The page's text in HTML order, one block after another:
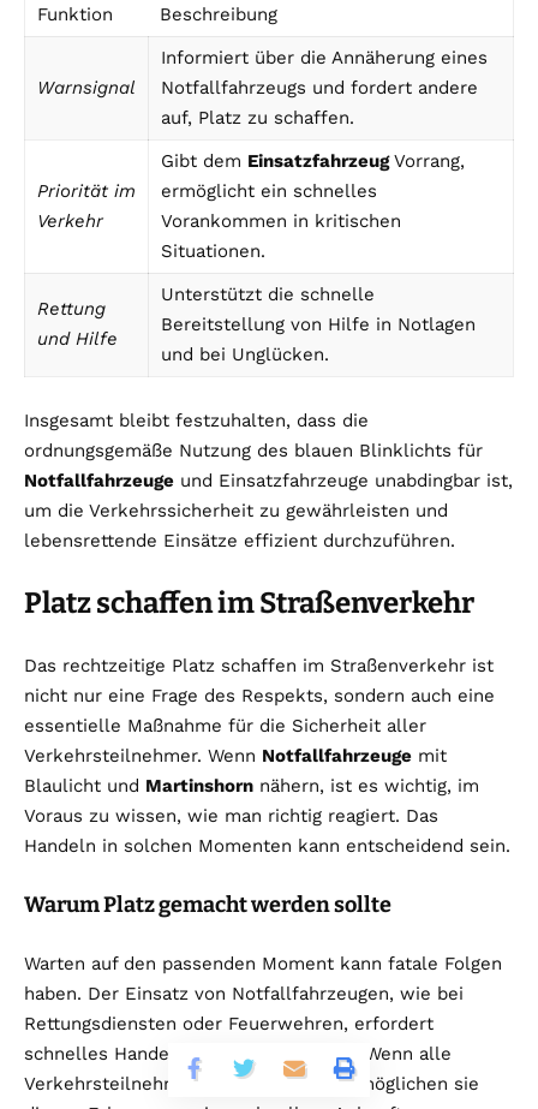
Funktion Beschreibung
Warnsignal
Informiert über die Annäherung eines
Notfallfahrzeugs und fordert andere
auf, Platz zu schaffen.
Priorität im
Verkehr
Gibt dem EinsatzfahrzeugVorrang,
ermöglicht ein schnelles
Vorankommen in kritischen
Situationen.
Rettung
und Hilfe
Unterstützt die schnelle
Bereitstellung von Hilfe in Notlagen
und bei Unglücken.
Insgesamt bleibt festzuhalten, dass die
ordnungsgemäße Nutzung des blauen Blinklichts für
Notfallfahrzeuge und Einsatzfahrzeuge unabdingbar ist,
um die Verkehrssicherheit zu gewährleisten und
lebensrettende Einsätze effizient durchzuführen.
Platz schaffen im Straßenverkehr
Das rechtzeitige Platz schaffen im Straßenverkehr ist
nicht nur eine Frage des Respekts, sondern auch eine
essentielle Maßnahme für die Sicherheit aller
Verkehrsteilnehmer. Wenn Notfallfahrzeuge mit
Blaulicht und Martinshorn nähern, ist es wichtig, im
Voraus zu wissen, wie man richtig reagiert. Das
Handeln in solchen Momenten kann entscheidend sein.
Warum Platz gemacht werden sollte
Warten auf den passenden Moment kann fatale Folgen
haben. Der Einsatz von Notfallfahrzeugen, wie bei
Rettungsdiensten oder Feuerwehren, erfordert
schnelles Handeln im Straßenverkehr. Wenn alle
Verkehrsteilnehmer Platz schaffen, ermöglichen sie